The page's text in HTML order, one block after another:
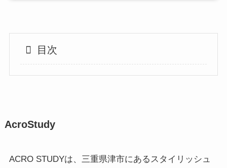
目次
AcroStudy
ACRO STUDYは、三重県津市にあるスタイリッシュ